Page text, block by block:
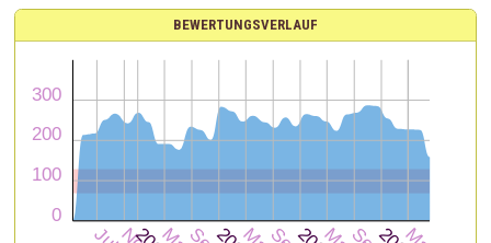
BEWERTUNGSVERLAUF